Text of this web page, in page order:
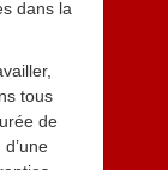
dans la
tous
de